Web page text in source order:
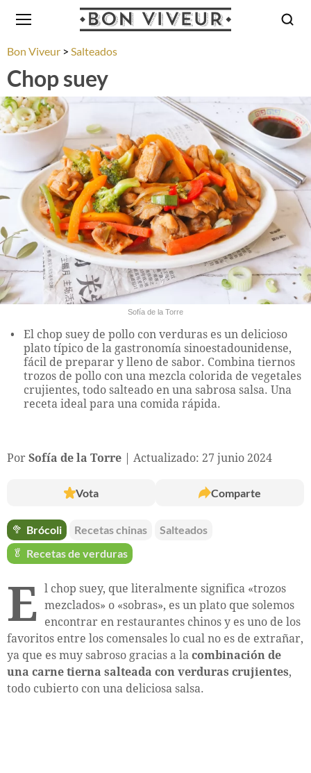
Bon Viveur Salteados
Chop suey
Sofía de la Torre
El chop suey de pollo con verduras es un delicioso
plato típico de la gastronomía sinoestadounidense,
fácil de preparar y lleno de sabor. Combina tiernos
trozos de pollo con una mezcla colorida de vegetales
crujientes, todo salteado en una sabrosa salsa. Una
receta ideal para una comida rápida.
Por Sofía de la Torre Actualizado: 27 junio 2024
Vota Comparte
🥦 Brócoli Recetas chinas
Salteados
🥬 Recetas de verduras
E l chop suey, que literalmente significa «trozos
mezclados» o «sobras», es un plato que solemos
encontrar en restaurantes chinos y es uno de los
favoritos entre los comensales lo cual no es de extrañar,
ya que es muy sabroso gracias a la combinación de
una carne tierna salteada con verduras crujientes,
todo cubierto con una deliciosa salsa.